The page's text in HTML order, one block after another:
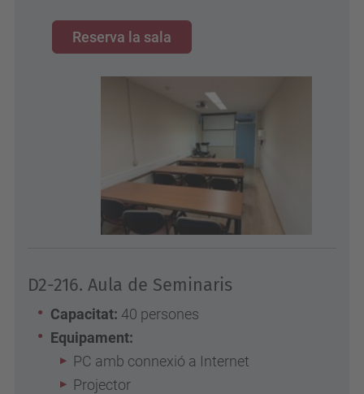
Reserva la sala
D2-216. Aula de Seminaris
Capacitat: 40 persones
Equipament:
PC amb connexió a Internet
Projector